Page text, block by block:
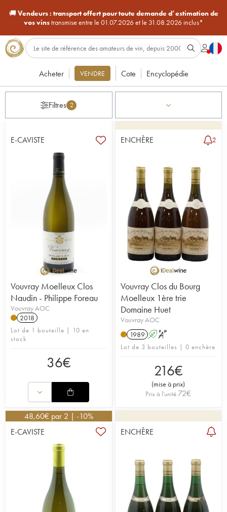
🚚Vendeurs : transport offert pour toute demande d’estimation de
vos vinstransmise entre le 01.07.2026 et le 31.08.2026 inclus*
Acheter VENDRE Cote Encyclopédie
Filtres 2
E-CAVISTE
Vouvray Moelleux Clos
Naudin - Philippe Foreau
Vouvray AOC
2018
Lot de 1 bouteille | 10 en
stock
36€
ENCHÈRE 2
Vouvray Clos du Bourg
Moelleux 1ère trie
Domaine Huet
Vouvray AOC
1989 A S
Lot de 3 bouteilles | 0 enchère
216€
(mise à prix)
Prix à l'unité 72€
48,60€ par 2 | -10%
E-CAVISTE
ENCHÈRE